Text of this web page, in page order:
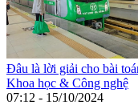
Đâu là lời giải cho bài
Khoa học & Công nghệ
07:12 - 15/10/2024